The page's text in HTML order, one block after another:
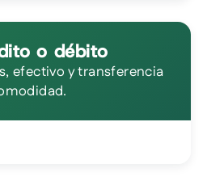
o débito
efectivo y transferencia